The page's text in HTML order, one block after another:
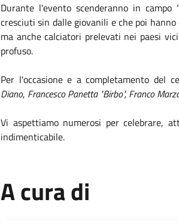
Durante l'evento scenderanno in
cresciuti sin dalle giovanili e che poi
ma anche calciatori prelevati nei paesi
profuso.
Per l'occasione e a completamento del
Diano, Francesco Panetta "Birbo", Franco
Vi aspettiamo numerosi per celebrare,
indimenticabile.
A cura di